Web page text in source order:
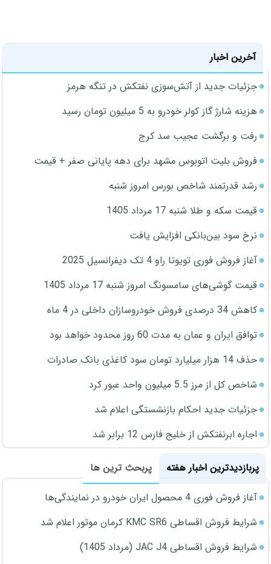
آخرین اخبار
جزئیات جدید از آتش‌سوزی نفتکش در تنگه هرمز
هزینه شارژ گاز کولر خودرو به 5 میلیون تومان رسید
رفت و برگشت عجیب سد کرج
فروش بلیت اتوبوس مشهد برای دهه پایانی صفر + قیمت
رشد قدرتمند شاخص بورس امروز شنبه
قیمت سکه و طلا شنبه 17 مرداد 1405
نرخ سود بین‌بانکی افزایش یافت
آغاز فروش فوری تویوتا راو 4 تک دیفرانسیل 2025
قیمت گوشی‌های سامسونگ امروز شنبه 17 مرداد 1405
کاهش 34 درصدی فروش خودروسازان داخلی در 4 ماه
توافق ایران و عمان به مدت 60 روز محدود خواهد بود
حذف 14 هزار میلیارد تومان سود کاغذی بانک صادرات
شاخص کل از مرز 5.5 میلیون واحد عبور کرد
جزئیات جدید احکام بازنشستگی اعلام شد
اجاره ابرنفتکش از خلیج فارس 12 برابر شد
پربازدیدترین اخبار هفته
پربحث ترین ها
آغاز فروش فوری 4 محصول ایران خودرو در نمایندگی‌ها
شرایط فروش اقساطی KMC SR6 کرمان موتور اعلام شد
شرایط فروش اقساطی JAC J4 (مرداد 1405)